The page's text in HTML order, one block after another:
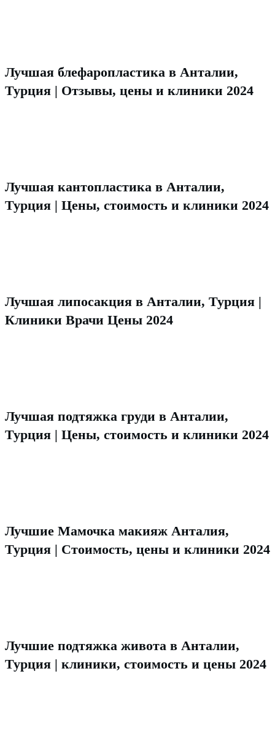
Лучшая блефаропластика в Анталии,
Турция | Отзывы, цены и клиники 2024
Лучшая кантопластика в Анталии,
Турция | Цены, стоимость и клиники 2024
Лучшая липосакция в Анталии, Турция |
Клиники Врачи Цены 2024
Лучшая подтяжка груди в Анталии,
Турция | Цены, стоимость и клиники 2024
Лучшие Мамочка макияж Анталия,
Турция | Стоимость, цены и клиники 2024
Лучшие подтяжка живота в Анталии,
Турция | клиники, стоимость и цены 2024